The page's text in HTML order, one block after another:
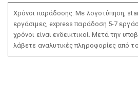
Χρόνοι παράδοσης: Με λογοτύπηση,
εργάσιμες, express παράδοση 5-7
χρόνοι είναι ενδεικτικοί. Μετά την
λάβετε αναλυτικές πληροφορίες από